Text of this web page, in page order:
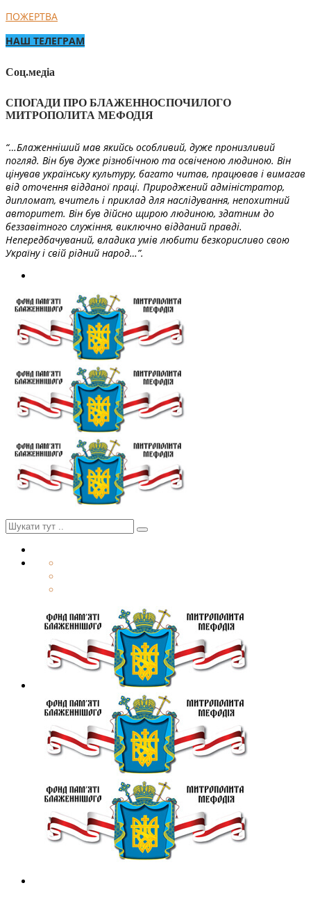
ПОЖЕРТВА
НАШ ТЕЛЕГРАМ
Соц.медіа
СПОГАДИ ПРО БЛАЖЕННОСПОЧИЛОГО
МИТРОПОЛИТА МЕФОДІЯ
“…Блаженніший мав якийсь особливий, дуже пронизливий
погляд. Він був дуже різнобічною та освіченою людиною. Він
цінував українську культуру, багато читав, працював і вимагав
від оточення відданої праці. Природжений адміністратор,
дипломат, вчитель і приклад для наслідування, непохитний
авторитет. Він був дійсно щирою людиною, здатним до
беззавітного служіння, виключно відданий правді.
Непередбачуваний, владика умів любити безкорисливо свою
Україну і свій рідний народ…”.